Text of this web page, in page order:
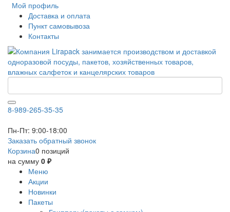
Мой профиль
Доставка и оплата
Пункт самовывоза
Контакты
8-989-265-35-35
Пн-Пт: 9:00-18:00
Заказать обратный звонок
Корзина0 позиций
на сумму 0 ₽
Меню
Акции
Новинки
Пакеты